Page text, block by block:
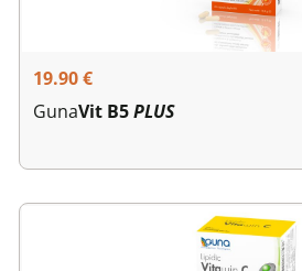
19.90€
GunaVit B5PLUS